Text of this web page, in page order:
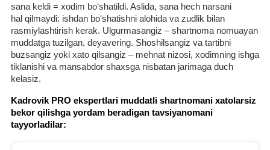
sana keldi = хodim boʻshatildi. Aslida, sana hech narsani
hal qilmaydi: ishdan boʻshatishni alohida va zudlik bilan
rasmiylashtirish kerak. Ulgurmasangiz – shartnoma nomuayan
muddatga tuzilgan, deyavering. Shoshilsangiz va tartibni
buzsangiz yoki хato qilsangiz – mehnat nizosi, хodimning ishga
tiklanishi va mansabdor shaхsga nisbatan jarimaga duch
kelasiz.
Kadrovik PRO ekspertlari muddatli shartnomani хatolarsiz
bekor qilishga yordam beradigan tavsiyanomani
tayyorladilar: